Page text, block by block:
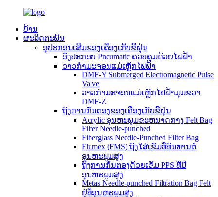
ບ້ານ
ຜະລິດຕະພັນ
ອຸປະກອນເສີມຂອງເຄື່ອງເກັບຂີ້ຝຸ່ນ
ອົງປະກອບ Pneumatic ຄວບຄຸມດ້ວຍໄຟຟ້າ
ວາວກຳມະຈອນແມ່ເຫຼັກໄຟຟ້າ
DMF-Y Submerged Electromagnetic Pulse
Valve
ວາວກຳມະຈອນແມ່ເຫຼັກໄຟຟ້າມຸມຂວາ
DMF-Z
ຖົງການກັ່ນຕອງຂອງເຄື່ອງເກັບຂີ້ຝຸ່ນ
Acrylic ອຸນຫະພູມຂະຫນາດກາງ Felt Bag
Filter Needle-punched
Fiberglass Needle-Punched Filter Bag
Flumex (FMS) ຖົງໃສ່ເຂັມທີ່ທົນທານຕໍ່
ອຸນຫະພູມສູງ
ຖົງການກັ່ນຕອງດ້ວຍເຂັມ PPS ທີ່ມີ
ອຸນຫະພູມສູງ
Metas Needle-punched Filtration Bag Felt
ຢູ່ທີ່ອຸນຫະພູມສູງ